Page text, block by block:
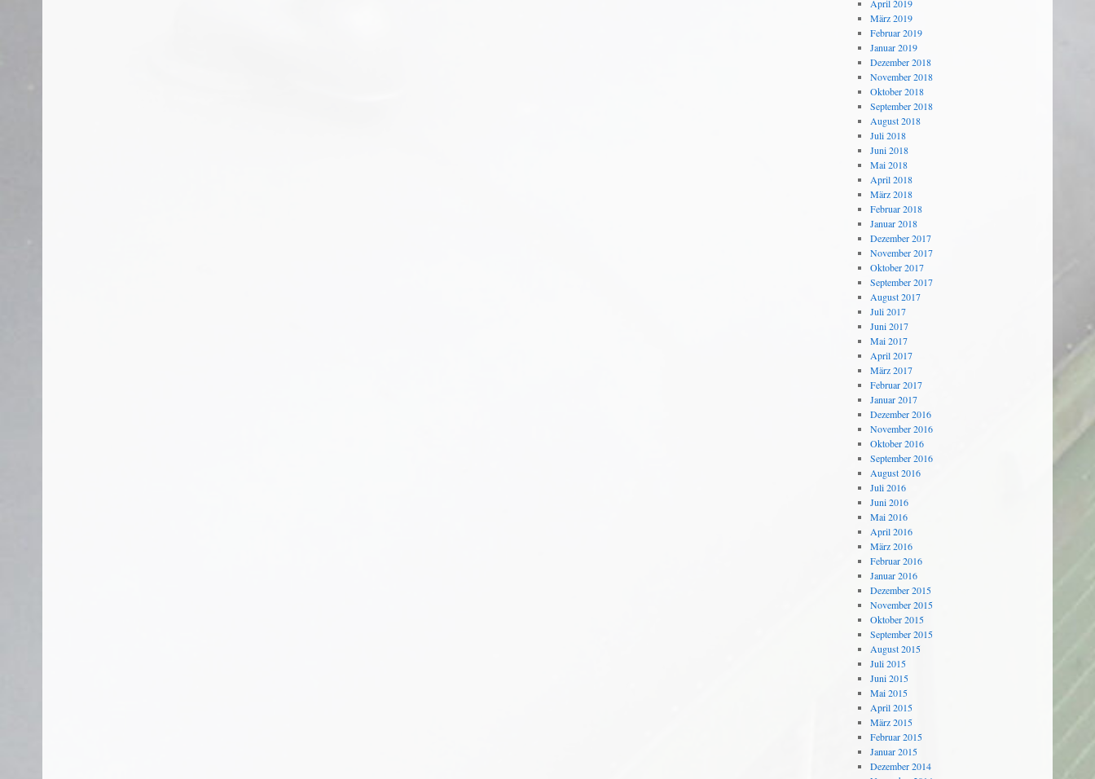
April 2019
März 2019
Februar 2019
Januar 2019
Dezember 2018
November 2018
Oktober 2018
September 2018
August 2018
Juli 2018
Juni 2018
Mai 2018
April 2018
März 2018
Februar 2018
Januar 2018
Dezember 2017
November 2017
Oktober 2017
September 2017
August 2017
Juli 2017
Juni 2017
Mai 2017
April 2017
März 2017
Februar 2017
Januar 2017
Dezember 2016
November 2016
Oktober 2016
September 2016
August 2016
Juli 2016
Juni 2016
Mai 2016
April 2016
März 2016
Februar 2016
Januar 2016
Dezember 2015
November 2015
Oktober 2015
September 2015
August 2015
Juli 2015
Juni 2015
Mai 2015
April 2015
März 2015
Februar 2015
Januar 2015
Dezember 2014